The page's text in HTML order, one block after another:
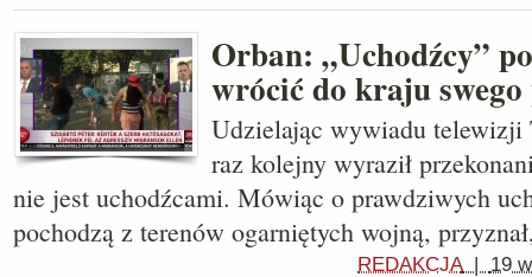
Orban: „Uchodźcy”
wrócić do kraju swego
Udzielając wywiadu
raz kolejny wyraził
nie jest uchodźcami. Mówiąc o prawdziwych
pochodzą z terenów ogarniętych wojną,
REDAKCJA| 19